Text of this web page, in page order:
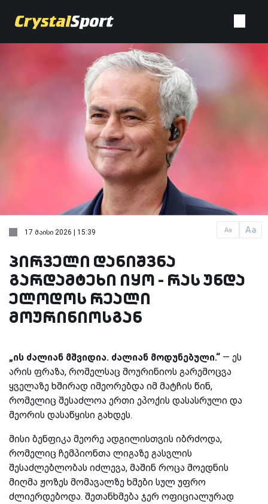
Aa Aa
17 მაისი 2026 | 15:39
პირველი დანიშვნა
გარდამტეხი იყო - რას უნდა
ელოდოს რეალი
მოურინიოსგან
„ის ძალიან მშვიდია. ძალიან მოდუნებული.“ — ეს
არის ფრაზა, რომელსაც მოურინიოს გარემოცვა
ყველაზე ხშირად იმეორებდა იმ მატჩის წინ,
რომელიც შესაძლოა ერთი ეპოქის დასასრული და
მეორის დასაწყისი გახდეს.
მისი ბენფიკა მეორე ადგილისთვის იბრძოდა,
რომელიც ჩემპიონთა ლიგაზე გასვლის
შესაძლებლობას იძლევა, მაშინ როცა მოედნის
მიღმა ჟოზეს მომავალზე ხმები სულ უფრო
ძლიერდებოდა. შეთანხმება ჯერ ოფიციალურად